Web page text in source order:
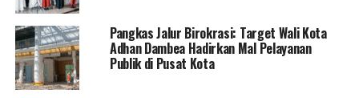
Begitupun untuk pembayaran THR dan gaji tiga belas.
“Dana pembayaran THR dan gaji tiga belas juga sudah
ada di rekening kas daerah. Namun kita masih menunggu
peraturan pemerintah terkait dengan pembayaran THR
Pangkas Jalur Birokrasi: Target Wali Kota
Adhan Dambea Hadirkan Mal Pelayanan
Publik di Pusat Kota